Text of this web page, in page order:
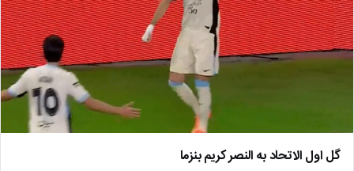
گل اول الاتحاد به النصر کریم بنزما